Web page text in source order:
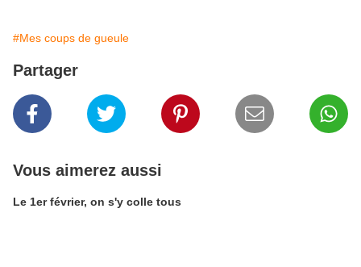
#Mes coups de gueule
Partager
Vous aimerez aussi
Le 1er février, on s'y colle tous